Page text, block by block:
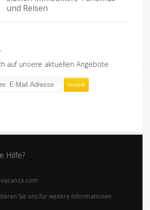
und Reisen
auf unsere aktuellen Angebote
Hilfe?
Sie uns für weitere Informationen